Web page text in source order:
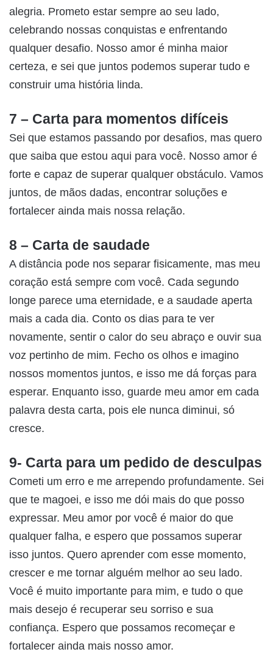
alegria. Prometo estar sempre ao seu lado,
celebrando nossas conquistas e enfrentando
qualquer desafio. Nosso amor é minha maior
certeza, e sei que juntos podemos superar tudo e
construir uma história linda.
7 – Carta para momentos difíceis
Sei que estamos passando por desafios, mas quero
que saiba que estou aqui para você. Nosso amor é
forte e capaz de superar qualquer obstáculo. Vamos
juntos, de mãos dadas, encontrar soluções e
fortalecer ainda mais nossa relação.
8 – Carta de saudade
A distância pode nos separar fisicamente, mas meu
coração está sempre com você. Cada segundo
longe parece uma eternidade, e a saudade aperta
mais a cada dia. Conto os dias para te ver
novamente, sentir o calor do seu abraço e ouvir sua
voz pertinho de mim. Fecho os olhos e imagino
nossos momentos juntos, e isso me dá forças para
esperar. Enquanto isso, guarde meu amor em cada
palavra desta carta, pois ele nunca diminui, só
cresce.
9- Carta para um pedido de desculpas
Cometi um erro e me arrependo profundamente. Sei
que te magoei, e isso me dói mais do que posso
expressar. Meu amor por você é maior do que
qualquer falha, e espero que possamos superar
isso juntos. Quero aprender com esse momento,
crescer e me tornar alguém melhor ao seu lado.
Você é muito importante para mim, e tudo o que
mais desejo é recuperar seu sorriso e sua
confiança. Espero que possamos recomeçar e
fortalecer ainda mais nosso amor.